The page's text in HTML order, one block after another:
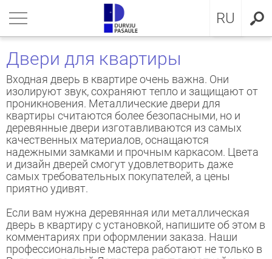
RU
LV
Двери для квартиры
Входная дверь в квартире очень важна. Они
изолируют звук, сохраняют тепло и защищают от
проникновения. Металлические двери для
квартиры считаются более безопасными, но и
деревянные двери изготавливаются из самых
качественных материалов, оснащаются
надежными замками и прочным каркасом. Цвета
и дизайн дверей смогут удовлетворить даже
самых требовательных покупателей, а цены
приятно удивят.
Если вам нужна деревянная или металлическая
дверь в квартиру с установкой, напишите об этом в
комментариях при оформлении заказа. Наши
профессиональные мастера работают не только в
В ДОМ
ДВЕРИ
ОБОИ
коллекция
входные двери для
входные двери для
двери с МДФ
входные двери
64mm
входные двери
GLASS
INOX
CLASSIC
MODERN
сложного исполнения
классика
двери
коллекция
коллекция
двери
конфиденциальности
Cookies